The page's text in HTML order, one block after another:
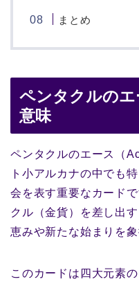
まとめ
ペンタクルの
意味
ペンタクルのエース（
ト小アルカナの中でも
会を表す重要なカード
クル（金貨）を差し出
恵みや新たな始まりを象
このカードは四大元素